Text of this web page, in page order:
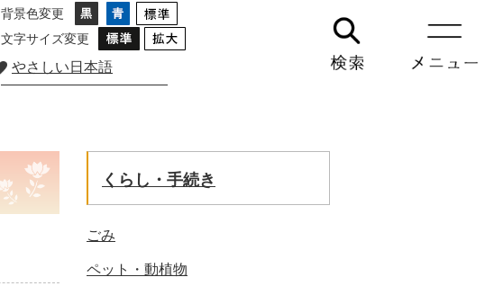
背景色変更
文字サイズ変更
やさしい日本語
くらし・手続き
ごみ
ペット・動植物